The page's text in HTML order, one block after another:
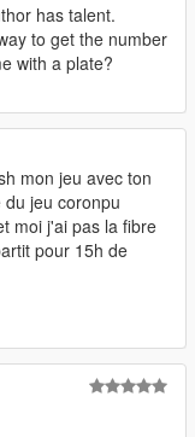
has talent.
to get the number
with a plate?
mon jeu avec ton
jeu coronpu
moi j'ai pas la fibre
pour 15h de